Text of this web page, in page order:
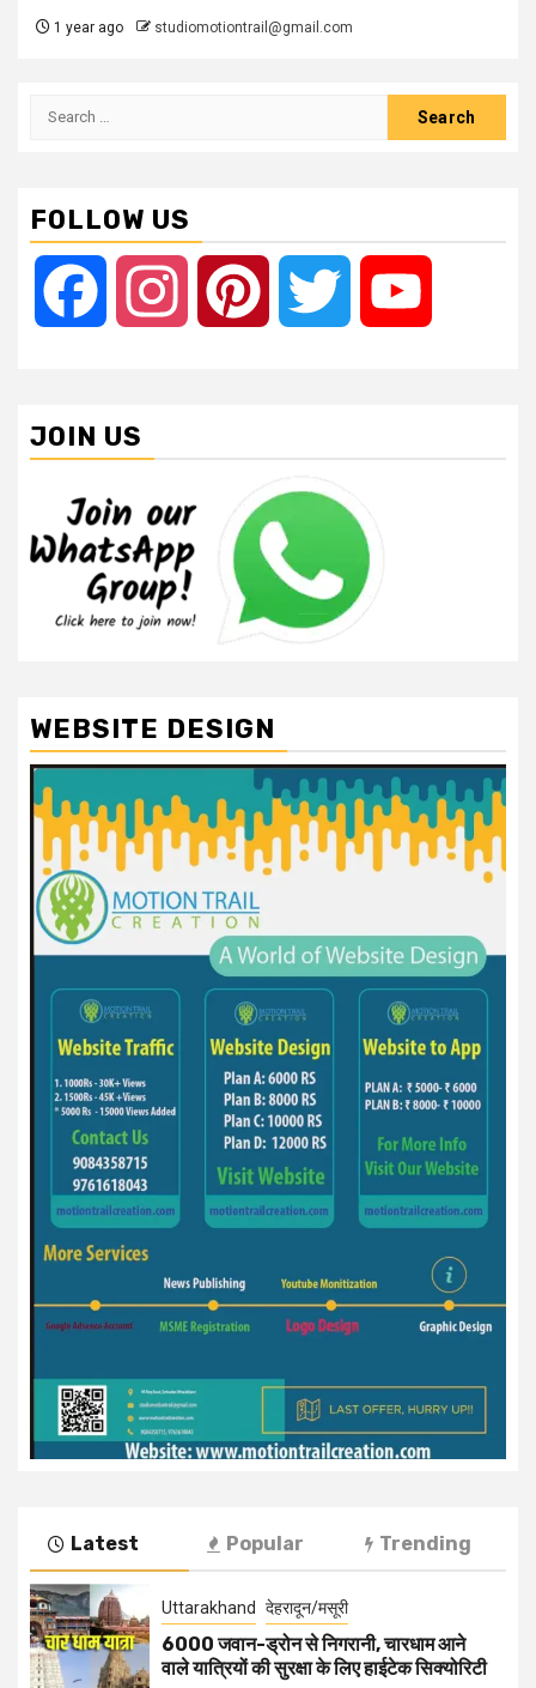
1 year ago studiomotiontrail@gmail.com
Search
FOLLOW US
Facebook Instagram Pinterest Twitter
JOIN US
WEBSITE DESIGN
Latest Popular Trending
Uttarakhand देहरादून/मसूरी
6000 जवान-ड्रोन से निगरानी, चारधाम आने
वाले यात्रियों की सुरक्षा के लिए हाईटेक सिक्योरिटी